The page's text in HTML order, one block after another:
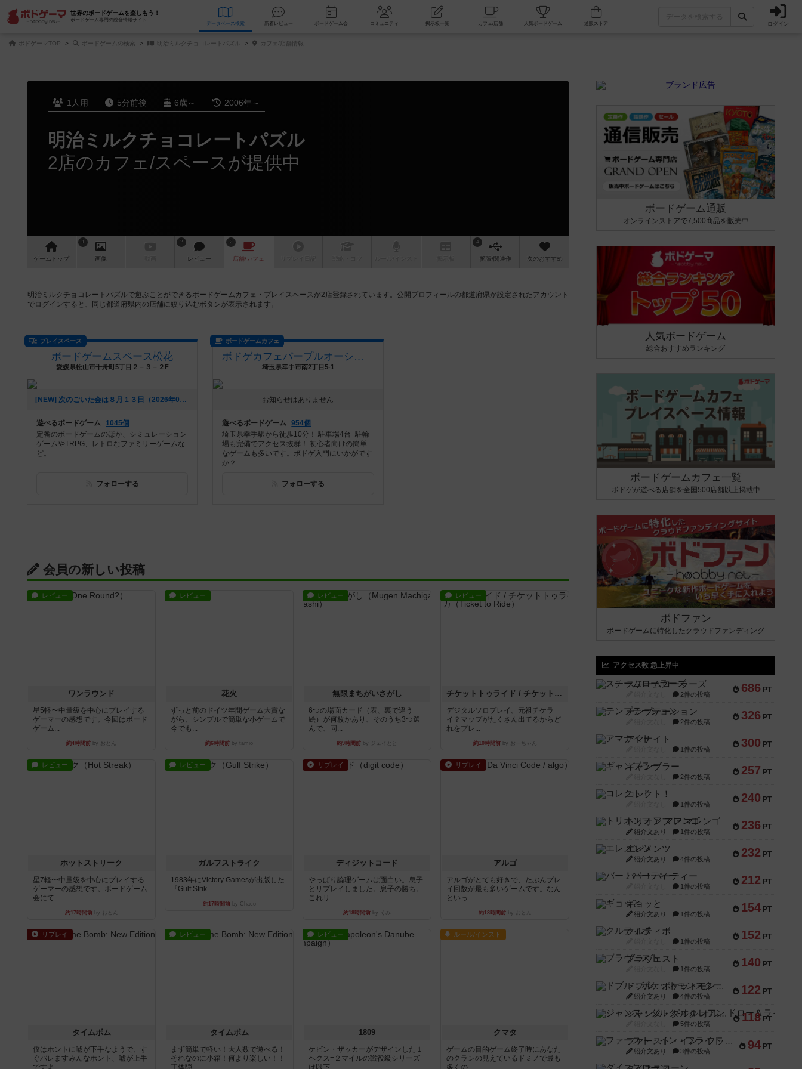
世界のボードゲームを楽しもう！
ボードゲーム専門の総合情報サイト
データベース 検索 新着レビュー ボードゲーム会 コミュニティ 掲示板一覧 カフェ/店舗 人気ボードゲーム ログイン
ボドゲーマTOP ボードゲームの検索 明治ミルクチョコレートパズル カフェ/店舗情報
1人用 5分前後 6歳～ 2006年～
明治ミルクチョコレートパズル
2店のカフェ/スペースが提供中
ゲーム トップ
1
画像
2
レビュー
2
店舗/カフェ
4
拡張/関連作 次のおすすめ
明治ミルクチョコレートパズルで遊ぶことができるボードゲームカフェ・プレイスペースが2店登録されています。公開プロフィールの都道府県が設定されたアカウント
でログインすると、同じ都道府県内の店舗に絞り込むボタンが表示されます。
プレイスペース
ボードゲームスペース松花
愛媛県松山市千舟町5丁目２－３－２F
[NEW] 次のごいた会は８月１３日（2026年07月25日 15時21分）
遊べるボードゲーム
1045個
定番のボードゲームのほか、シミュレーション
ゲームやTRPG、レトロなファミリーゲームな
ど。
フォローする
ボードゲームカフェ
ボドゲカフェパープルオーシャン
埼玉県幸手市南2丁目5-1
お知らせはありません
遊べるボードゲーム 954個
埼玉県幸手駅から徒歩10分！ 駐車場4台+駐輪
場も完備でアクセス抜群！ 初心者向けの簡単
なゲームも多いです。ボドゲ入門にいかがです
か？
フォローする
会員の新しい投稿
レビュー
ワンラウンド
星5軽〜中量級を中心にプレイする
ゲーマーの感想です。今回はボード
ゲーム...
約4時間前 by おとん
レビュー
花火
ずっと前のドイツ年間ゲーム大賞な
がら、シンプルで簡単な小ゲームで
今でも...
約6時間前 by tamio
レビュー
無限まちがいさがし
6つの場面カード（表、裏で違う
絵）が何枚かあり、そのうち3つ選
んで、同...
約9時間前 by ジェイとと
レビュー
チケットトゥライド / チケットトゥライドアメリカ
デジタルソロプレイ。元祖チケラ
イ？マップがたくさん出てるからど
れをプレ...
約10時間前by おーちゃん
レビュー
ホットストリーク
星7軽〜中量級を中心にプレイする
ゲーマーの感想です。ボードゲーム
会にて...
約17時間前by おとん
レビュー
ガルフストライク
1983年にVictory Gamesが出版した
『Gulf Strik...
約17時間前by Chaco
リプレイ
ディジットコード
やっぱり論理ゲームは面白い。息子
とリプレイしました。息子の勝ち。
これリ...
約18時間前 by くみ
リプレイ
アルゴ
アルゴがとても好きで、たぶんプレ
イ回数が最も多いゲームです。なん
といっ...
約18時間前by おとん
リプレイ
タイムボム
僕はホントに嘘が下手なようで、す
ぐバレますみんなホント、嘘が上手
ですよ...
レビュー
タイムボム
まず簡単で軽い！大人数で遊べる！
それなのに小箱！何より楽しい！！
正体隠...
レビュー
1809
ケビン・ザッカーがデザインした１
ヘクス=２マイルの戦役級シリーズ
は以下...
ルール/インスト
クマタ
ゲームの目的ゲーム終了時にあなた
のクランの見えているドミノで最も
多くの...
ボードゲーム通販
オンラインストアで7,500商品を販売中
人気ボードゲーム
総合おすすめランキング
ボードゲームカフェ一覧
ボドゲが遊べる店舗を全国500店舗以上掲載中
ボドファン
ボードゲームに特化したクラウドファンディング
アクセス数 急上昇中
686 PT
スチームローラーズ
2件の投稿
326 PT
テンプテーション
2件の投稿
300 PT
アマナイト
1件の投稿
257 PT
ギャンブラー
2件の投稿
240 PT
コレクト！
1件の投稿
236 PT
トリオンフ ア マレンゴ
紹介文あり 1件の投稿
232 PT
エレメンツ
紹介文あり 4件の投稿
212 PT
バー！パーティー
1件の投稿
154 PT
ギョッと
紹介文あり 1件の投稿
152 PT
クルティボ
1件の投稿
140 PT
ブラヴェスト
1件の投稿
122 PT
ドブル：ポケットモンスター
紹介文あり 4件の投稿
118 PT
ジャンヌ・ダルク-オルレアン ドロー＆ライト
5件の投稿
94 PT
ファースト・イン・フライト
紹介文あり 3件の投稿